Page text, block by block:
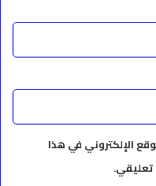
الإلكتروني في هذا
تعليقي.